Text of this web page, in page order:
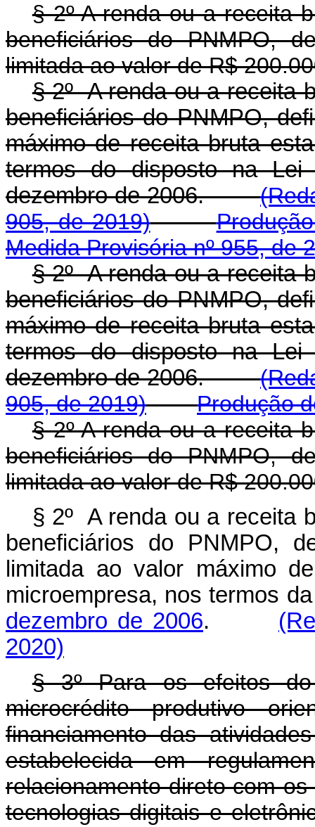
§ 2º A renda ou a receita
beneficiários do PNMPO,
limitada ao valor de R$
§ 2º A renda ou a receita
beneficiários do PNMPO,
máximo de receita bruta
termos do disposto na
dezembro de 2006.
905, de 2019)
Medida Provisória nº 955, de
§ 2º A renda ou a receita
beneficiários do PNMPO,
máximo de receita bruta
termos do disposto na
dezembro de 2006.
905, de 2019)
Produção
§ 2º A renda ou a receita
beneficiários do PNMPO,
limitada ao valor de R$
§ 2º A renda ou a receita
beneficiários do PNMPO,
limitada ao valor máximo
microempresa, nos termos
dezembro de 2006.
2020)
§ 3º Para os efeitos do
microcrédito produtivo
financiamento das
estabelecida em
relacionamento direto com
tecnologias digitais e